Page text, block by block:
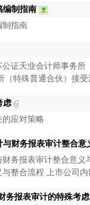
编制指南
制指南
证天业会计师事务
特殊普通合伙）接
虑
应对策略
财务报表审计整合意
务报表审计整合意
整合流程 上市公司
务报表审计的特殊考